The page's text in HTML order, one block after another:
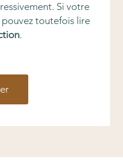
Si votre
toutefois lire
.